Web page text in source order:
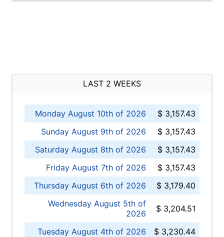
LAST 2 WEEKS
Monday August 10th of 2026
$ 3,157.43
Sunday August 9th of 2026
$ 3,157.43
Saturday August 8th of 2026
$ 3,157.43
Friday August 7th of 2026
$ 3,157.43
Thursday August 6th of 2026
$ 3,179.40
Wednesday August 5th of
2026
$ 3,204.51
Tuesday August 4th of 2026
$ 3,230.44